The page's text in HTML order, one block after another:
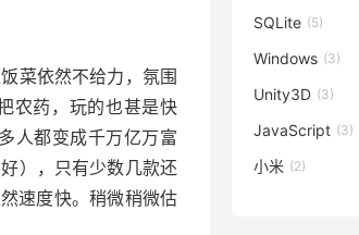
菜依然不给力，氛围
农药，玩的也甚是快
人都变成千万亿万富
），只有少数几款还
速度快。稍微稍微估
SQLite (5)
Windows (3)
Unity3D (3)
JavaScript (3)
小米 (2)